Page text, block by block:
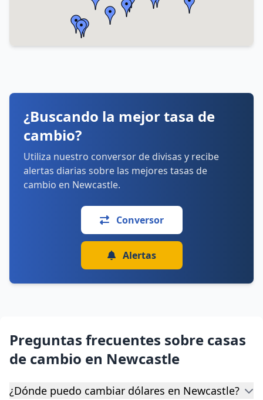
3.65
0191 691 6728
Horarios:
jueves: 9:00–17:30
sábado: 9:00–17:30
domingo: 11:00–17:00
¿Buscando la mejor tasa de
cambio?
Utiliza nuestro conversor de divisas y recibe
alertas diarias sobre las mejores tasas de
cambio en Newcastle.
Conversor
Alertas
Preguntas frecuentes sobre casas
de cambio en Newcastle
¿Dónde puedo cambiar dólares en Newcastle?